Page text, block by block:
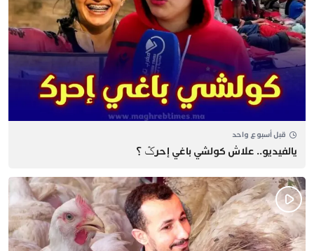
قبل أسبوع واحد
يالفيديو.. علاش كولشي باغي إحرݣ ؟